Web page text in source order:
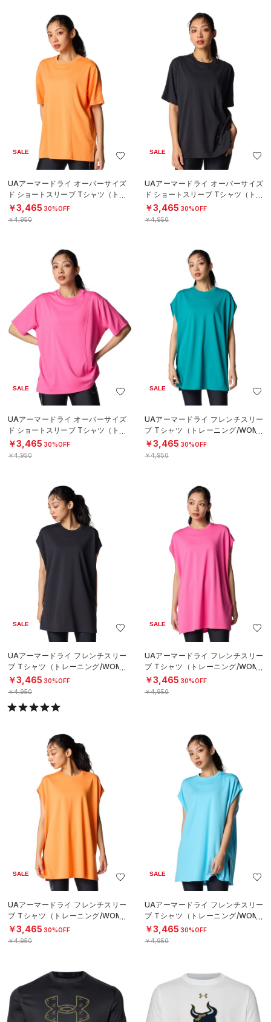
SALE
UAアーマードライ オーバーサイズ
ド ショートスリーブ Tシャツ（トレ
ーニング/WOMEN）
￥3,465 30%OFF
￥4,950
SALE
UAアーマードライ オーバーサイズ
ド ショートスリーブ Tシャツ（トレ
ーニング/WOMEN）
￥3,465 30%OFF
￥4,950
SALE
UAアーマードライ オーバーサイズ
ド ショートスリーブ Tシャツ（トレ
ーニング/WOMEN）
￥3,465 30%OFF
￥4,950
SALE
UAアーマードライ フレンチスリー
ブ Tシャツ（トレーニング/WOME
N）
￥3,465 30%OFF
￥4,950
SALE
UAアーマードライ フレンチスリー
ブ Tシャツ（トレーニング/WOME
N）
￥3,465 30%OFF
￥4,950
SALE
UAアーマードライ フレンチスリー
ブ Tシャツ（トレーニング/WOME
N）
￥3,465 30%OFF
￥4,950
SALE
UAアーマードライ フレンチスリー
ブ Tシャツ（トレーニング/WOME
N）
￥3,465 30%OFF
￥4,950
SALE
UAアーマードライ フレンチスリー
ブ Tシャツ（トレーニング/WOME
N）
￥3,465 30%OFF
￥4,950